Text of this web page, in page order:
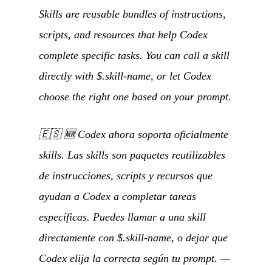
Skills are reusable bundles of instructions,
scripts, and resources that help Codex
complete specific tasks. You can call a skill
directly with $.skill-name, or let Codex
choose the right one based on your prompt.
🇪🇸🆕 Codex ahora soporta oficialmente
skills. Las skills son paquetes reutilizables
de instrucciones, scripts y recursos que
ayudan a Codex a completar tareas
específicas. Puedes llamar a una skill
directamente con $.skill-name, o dejar que
Codex elija la correcta según tu prompt. —